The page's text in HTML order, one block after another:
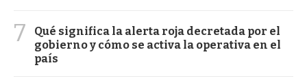
7
Qué significa la alerta roja decretada por el
gobierno y cómo se activa la operativa en el
país